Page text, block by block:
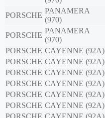
PORSCHE
PANAMERA
(970)
PORSCHE
PANAMERA
(970)
PORSCHE CAYENNE (92A)
PORSCHE CAYENNE (92A)
PORSCHE CAYENNE (92A)
PORSCHE CAYENNE (92A)
PORSCHE CAYENNE (92A)
PORSCHE CAYENNE (92A)